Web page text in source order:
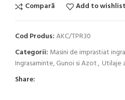
Compară Add to wishlist
Cod Produs:AKC/TPR30
Categorii: Masini de imprastiat
Ingrasaminte, Gunoi si Azot, Utilaje
Share: